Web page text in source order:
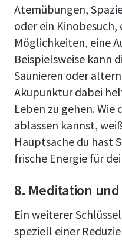
Atemübungen,
oder ein
Möglichkeiten, eine
Beispielsweise kann
Saunieren oder
Akupunktur dabei
Leben zu gehen.
ablassen kannst,
Hauptsache du hast
frische Energie für
8. Meditation und
Ein weiterer
speziell einer